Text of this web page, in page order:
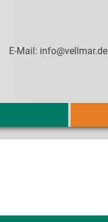
E-Mail: info@vellmar.de